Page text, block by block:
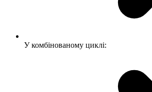
У комбінованому циклі: